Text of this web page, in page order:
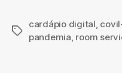
Tags
cardápio digital,
pandemia, room